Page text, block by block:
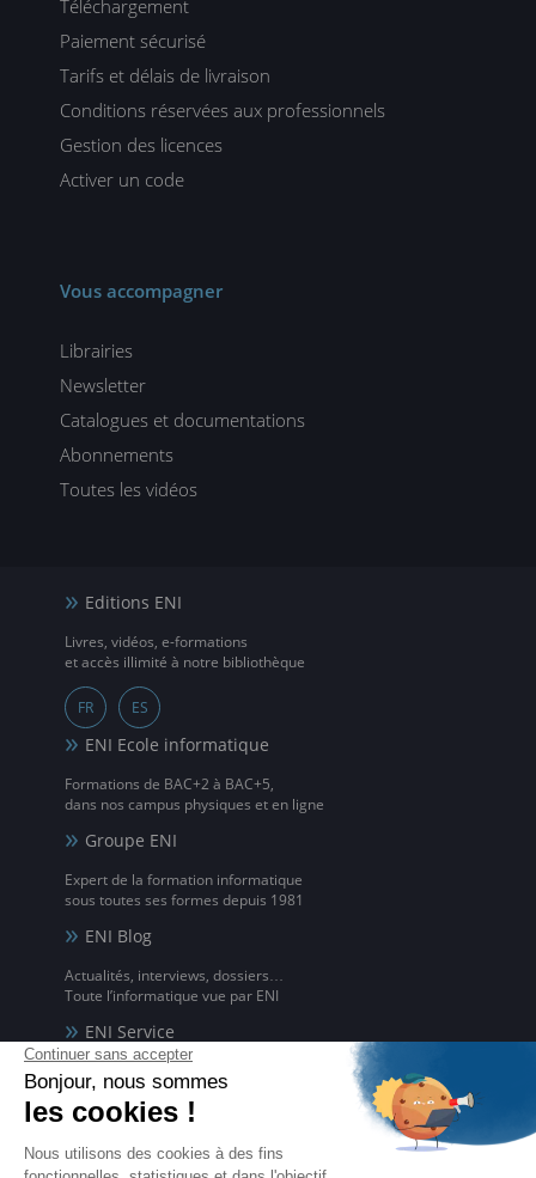
Téléchargement
Paiement sécurisé
Tarifs et délais de livraison
Conditions réservées aux professionnels
Gestion des licences
Activer un code
Vous accompagner
Librairies
Newsletter
Catalogues et documentations
Abonnements
Toutes les vidéos
Editions ENI
Livres, vidéos, e-formations
et accès illimité à notre bibliothèque
FR ES
ENI Ecole informatique
Formations de BAC+2 à BAC+5,
dans nos campus physiques et en ligne
Groupe ENI
Expert de la formation informatique
sous toutes ses formes depuis 1981
ENI Blog
Actualités, interviews, dossiers…
Toute l’informatique vue par ENI
ENI Service
Formations avec formateur à l'informatique,
à distance ou en présentiel
ENI elearning
La solution de formation à l'informatique en ligne,